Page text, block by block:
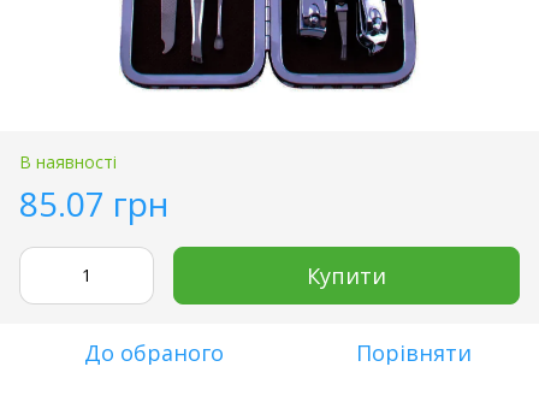
В наявності
85.07 грн
Купити
До обраного Порівняти